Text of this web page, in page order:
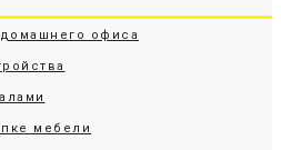
офиса
мебели